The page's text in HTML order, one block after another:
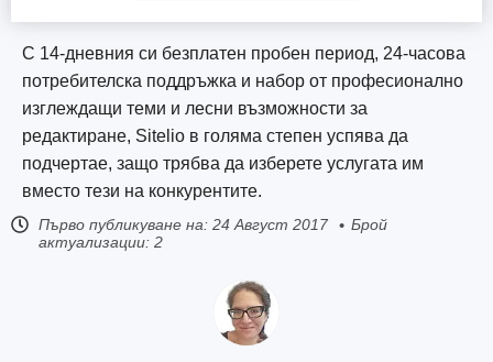
С 14-дневния си безплатен пробен период, 24-часова
потребителска поддръжка и набор от професионално
изглеждащи теми и лесни възможности за
редактиране, Sitelio в голяма степен успява да
подчертае, защо трябва да изберете услугата им
вместо тези на конкурентите.
Първо публикуване на: 24 Август 2017
Брой
актуализации: 2